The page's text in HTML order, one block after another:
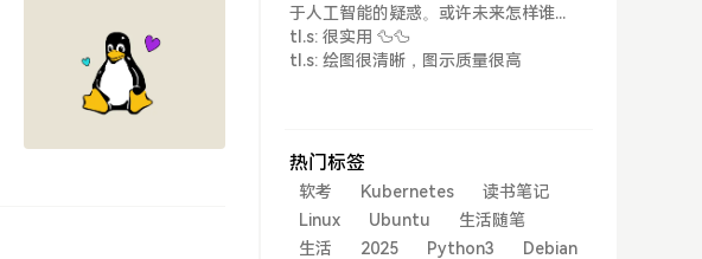
于人工智能的疑惑。或许未来怎样谁...
tl.s: 很实用 🦆🦆
tl.s: 绘图很清晰，图示质量很高
热门标签
软考 Kubernetes
读书笔记
Linux
Ubuntu
生活随笔
生活
2025 Python3 Debian